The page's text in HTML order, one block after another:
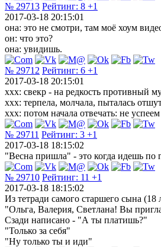
№ 29713 Рейтинг: 8 +1
2017-03-18 20:15:01
она: это не смотри, там моё хоум
он: что это?
она: увидишь.
№ 29712 Рейтинг: 6 +1
2017-03-18 20:15:01
xxx: свекр - на редкость противный
xxx: терпела, молчала, пыталась
xxx: потом начала отвечать: не
№ 29711 Рейтинг: 3 +1
2017-03-18 18:15:02
"Весна пришла" - это когда идешь по
№ 29710 Рейтинг: 11 +1
2017-03-18 18:15:02
Из тетради самого старшего сына (18
"Ольга, Валерия, Светлана! Вы
Сзади написано - "А ты платишь?"
"Только за себя"
"Ну только ты и иди"